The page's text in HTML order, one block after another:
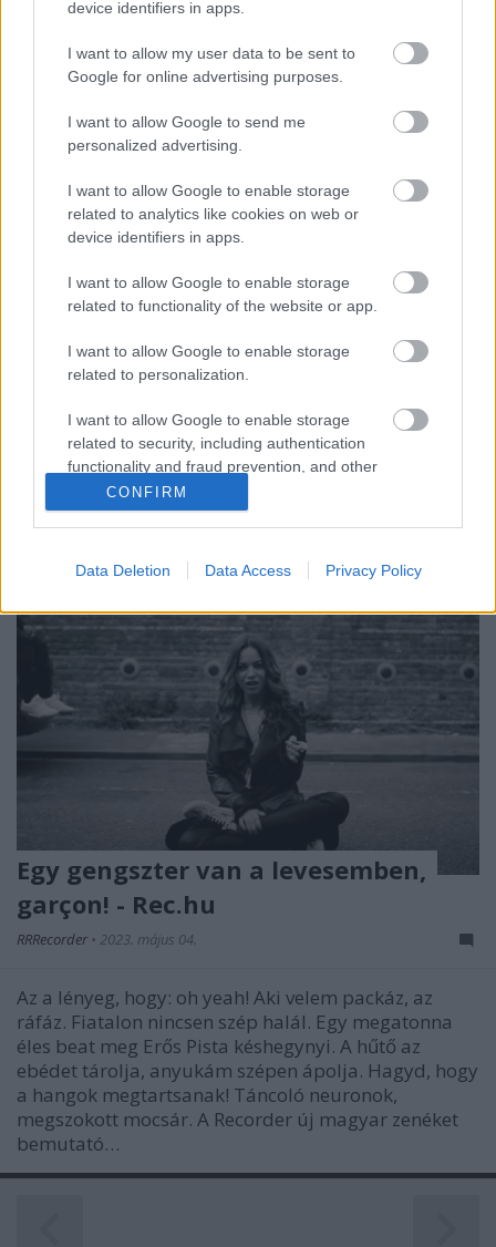
device identifiers in apps.
I want to allow my user data to be sent to
Google for online advertising purposes.
I want to allow Google to send me
personalized advertising.
I want to allow Google to enable storage
related to analytics like cookies on web or
device identifiers in apps.
I want to allow Google to enable storage
related to functionality of the website or app.
I want to allow Google to enable storage
related to personalization.
I want to allow Google to enable storage
related to security, including authentication
functionality and fraud prevention, and other
user protection.
CONFIRM
Data Deletion Data Access Privacy Policy
HAIL.DEMO #19 - A Magyar Független
Lemezkiadók Szövetsége ajánlja
trecorder•2023. május 20.
A HAIL minirovatot indított a Recorder hasábjain,
hogy bemutassa a hazai független kiadókat és
kurrens anyagaikat. Ugorjatok bele a friss, független
megjelenésekbe!
Egy gengszter van a levesemben,
garçon! - Rec.hu
RRRecorder • 2023. május 04.
Az a lényeg, hogy: oh yeah! Aki velem packáz, az
ráfáz. Fiatalon nincsen szép halál. Egy megatonna
éles beat meg Erős Pista késhegynyi. A hűtő az
ebédet tárolja, anyukám szépen ápolja. Hagyd, hogy
a hangok megtartsanak! Táncoló neuronok,
megszokott mocsár. A Recorder új magyar zenéket
bemutató…